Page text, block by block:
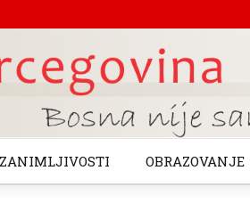
ZANIMLJIVOSTI OBRAZOVANJE